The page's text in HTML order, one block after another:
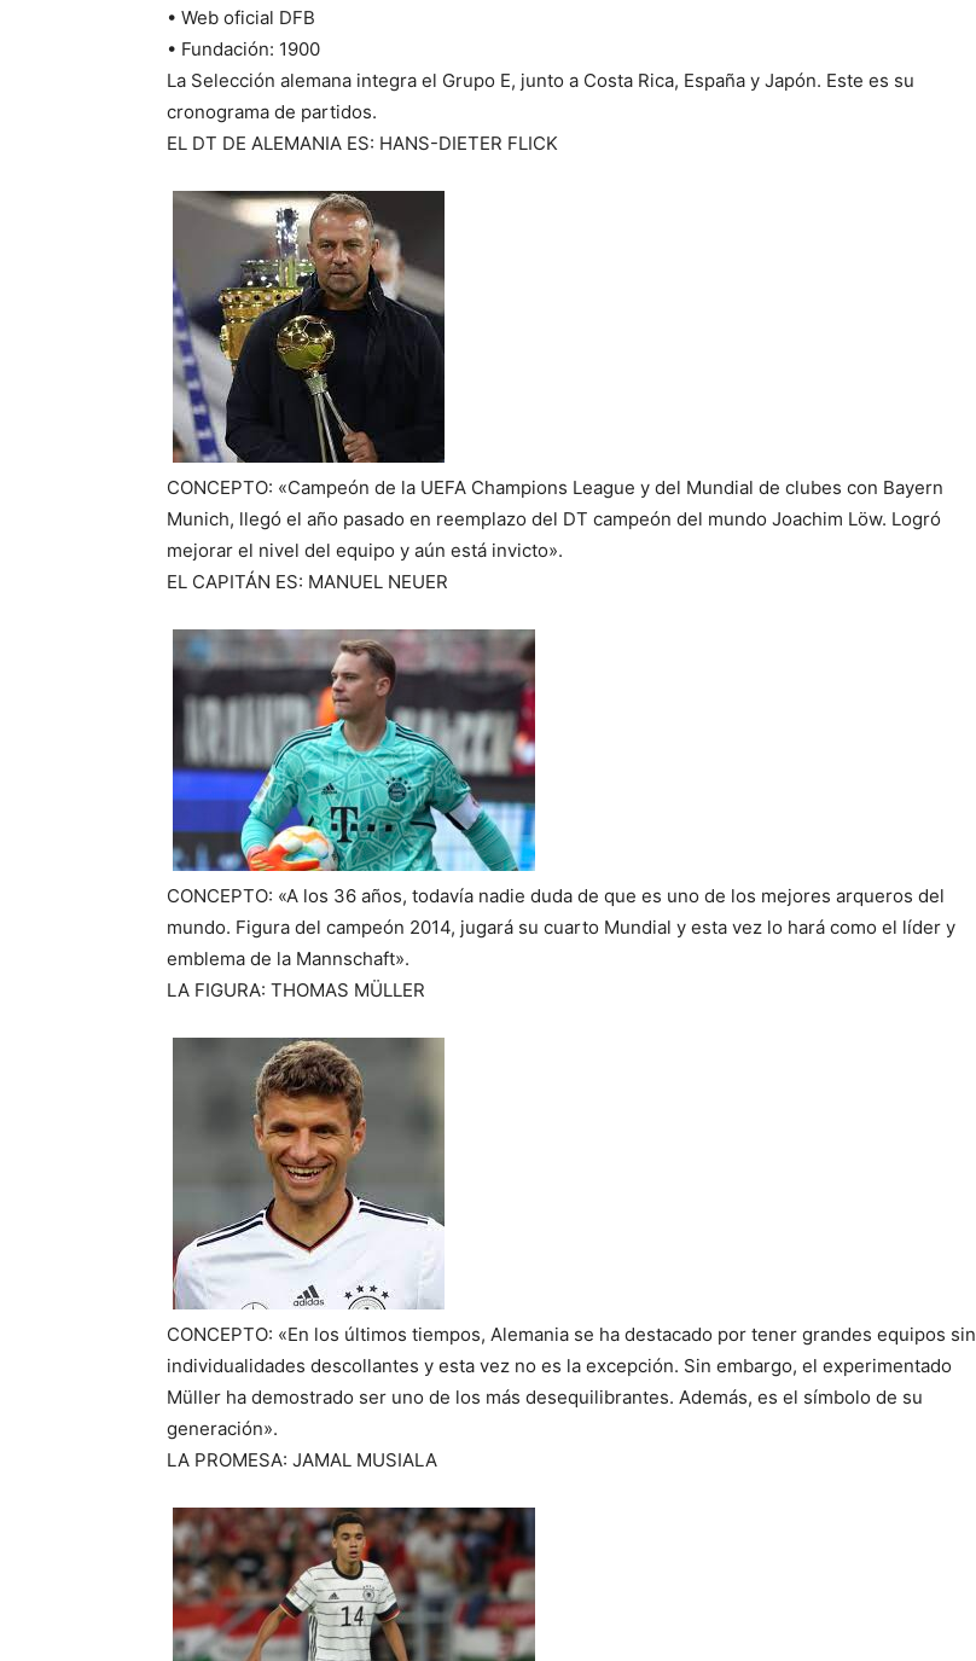
• Web oficial DFB
• Fundación: 1900
La Selección alemana integra el Grupo E, junto a Costa Rica, España y Japón. Este es su
cronograma de partidos.
EL DT DE ALEMANIA ES: HANS-DIETER FLICK
CONCEPTO: «Campeón de la UEFA Champions League y del Mundial de clubes con Bayern
Munich, llegó el año pasado en reemplazo del DT campeón del mundo Joachim Löw. Logró
mejorar el nivel del equipo y aún está invicto».
EL CAPITÁN ES: MANUEL NEUER
CONCEPTO: «A los 36 años, todavía nadie duda de que es uno de los mejores arqueros del
mundo. Figura del campeón 2014, jugará su cuarto Mundial y esta vez lo hará como el líder y
emblema de la Mannschaft».
LA FIGURA: THOMAS MÜLLER
CONCEPTO: «En los últimos tiempos, Alemania se ha destacado por tener grandes equipos sin
individualidades descollantes y esta vez no es la excepción. Sin embargo, el experimentado
Müller ha demostrado ser uno de los más desequilibrantes. Además, es el símbolo de su
generación».
LA PROMESA: JAMAL MUSIALA